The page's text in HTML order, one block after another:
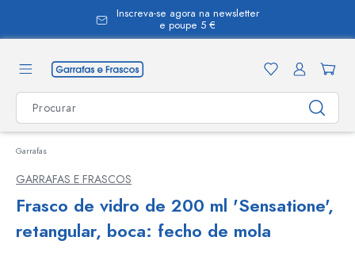
Inscreva-se agora na newsletter
e poupe 5 €
Garrafas
GARRAFAS E FRASCOS
Frasco de vidro de 200 ml 'Sensatione',
retangular, boca: fecho de mola